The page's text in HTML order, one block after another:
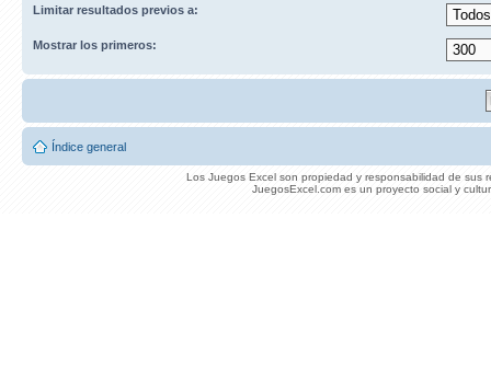
Limitar resultados previos a:
Mostrar los primeros:
Índice general
Los Juegos Excel son propiedad y responsabilidad de sus
JuegosExcel.com es un proyecto social y